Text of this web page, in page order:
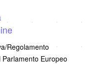
Regolamento
Europeo